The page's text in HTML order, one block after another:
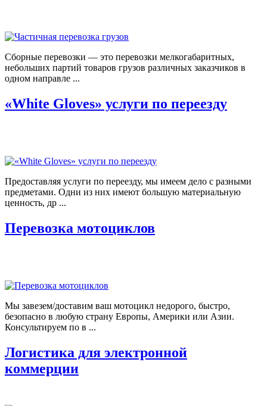
Сборные перевозки — это перевозки мелкогабаритных,
небольших партий товаров грузов различных заказчиков в
одном направле ...
«White Gloves» услуги по переезду
Предоставляя услуги по переезду, мы имеем дело с разными
предметами. Одни из них имеют большую материальную
ценность, др ...
Перевозка мотоциклов
Мы завезем/доставим ваш мотоцикл недорого, быстро,
безопасно в любую страну Европы, Америки или Азии.
Консультируем по в ...
Логистика для электронной
коммерции